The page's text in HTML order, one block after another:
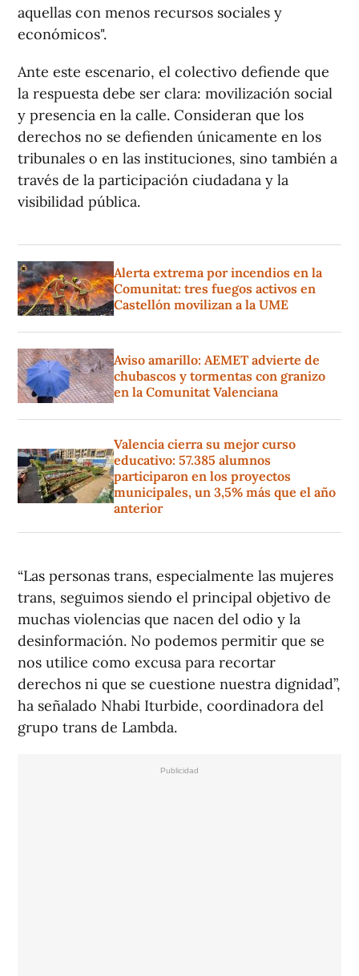
aquellas con menos recursos sociales y
económicos".
Ante este escenario, el colectivo defiende que
la respuesta debe ser clara: movilización social
y presencia en la calle. Consideran que los
derechos no se defienden únicamente en los
tribunales o en las instituciones, sino también a
través de la participación ciudadana y la
visibilidad pública.
Alerta extrema por incendios en la
Comunitat: tres fuegos activos en
Castellón movilizan a la UME
Aviso amarillo: AEMET advierte de
chubascos y tormentas con granizo
en la Comunitat Valenciana
Valencia cierra su mejor curso
educativo: 57.385 alumnos
participaron en los proyectos
municipales, un 3,5% más que el año
anterior
“Las personas trans, especialmente las mujeres
trans, seguimos siendo el principal objetivo de
muchas violencias que nacen del odio y la
desinformación. No podemos permitir que se
nos utilice como excusa para recortar
derechos ni que se cuestione nuestra dignidad”,
ha señalado Nhabi Iturbide, coordinadora del
grupo trans de Lambda.